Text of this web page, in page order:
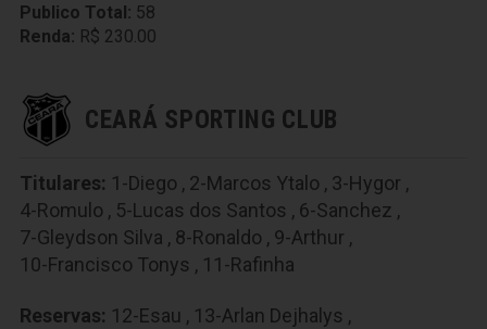
Publico Total: 58
Renda: R$ 230.00
CEARÁ SPORTING CLUB
Titulares: 1-Diego , 2-Marcos Ytalo , 3-Hygor ,
4-Romulo , 5-Lucas dos Santos , 6-Sanchez ,
7-Gleydson Silva , 8-Ronaldo , 9-Arthur ,
10-Francisco Tonys , 11-Rafinha
Reservas: 12-Esau , 13-Arlan Dejhalys ,